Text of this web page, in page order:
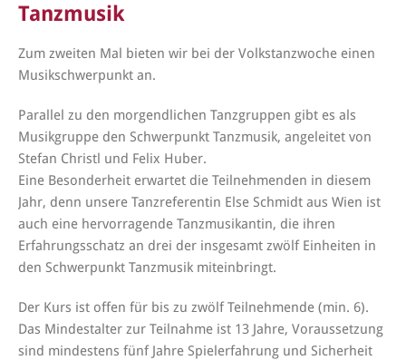
Tanzmusik
Zum zweiten Mal bieten wir bei der Volkstanzwoche einen
Musikschwerpunkt an.
Parallel zu den morgendlichen Tanzgruppen gibt es als
Musikgruppe den Schwerpunkt Tanzmusik, angeleitet von
Stefan Christl und Felix Huber.
Eine Besonderheit erwartet die Teilnehmenden in diesem
Jahr, denn unsere Tanzreferentin Else Schmidt aus Wien ist
auch eine hervorragende Tanzmusikantin, die ihren
Erfahrungsschatz an drei der insgesamt zwölf Einheiten in
den Schwerpunkt Tanzmusik miteinbringt.
Der Kurs ist offen für bis zu zwölf Teilnehmende (min. 6).
Das Mindestalter zur Teilnahme ist 13 Jahre, Voraussetzung
sind mindestens fünf Jahre Spielerfahrung und Sicherheit